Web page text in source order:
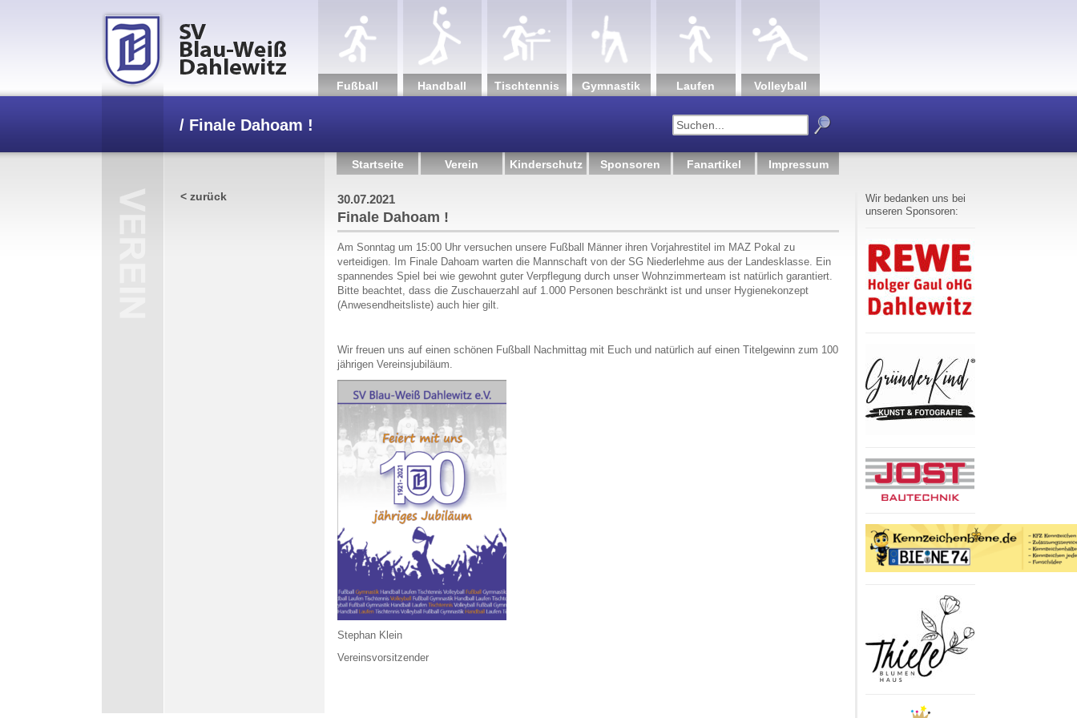
Fuß­ball Hand­ball Tisch­tennis Gym­nastik Lau­fen Volley­ball
/ Finale Dahoam !
< zurück
Startseite Verein Kinderschutz Sponsoren Fanartikel Impressum
30.07.2021
Finale Dahoam !
Am Sonntag um 15:00 Uhr versuchen unsere Fußball Männer ihren Vorjahrestitel im MAZ Pokal zu
verteidigen. Im Finale Dahoam warten die Mannschaft von der SG Niederlehme aus der Landesklasse. Ein
spannendes Spiel bei wie gewohnt guter Verpflegung durch unser Wohnzimmerteam ist natürlich garantiert.
Bitte beachtet, dass die Zuschauerzahl auf 1.000 Personen beschränkt ist und unser Hygienekonzept
(Anwesendheitsliste) auch hier gilt.
Wir freuen uns auf einen schönen Fußball Nachmittag mit Euch und natürlich auf einen Titelgewinn zum 100
jährigen Vereinsjubiläum.
Stephan Klein
Vereinsvorsitzender
Wir bedanken uns bei
unseren Sponsoren: